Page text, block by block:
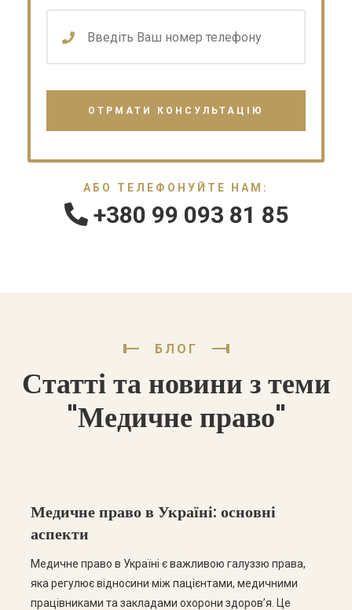
АБО ТЕЛЕФОНУЙТЕ НАМ:
+380 99 093 81 85
БЛОГ
Статті та новини з теми
"Медичне право"
Медичне право в Україні: основні
аспекти
Медичне право в Україні є важливою галуззю права,
яка регулює відносини між пацієнтами, медичними
працівниками та закладами охорони здоров’я. Це